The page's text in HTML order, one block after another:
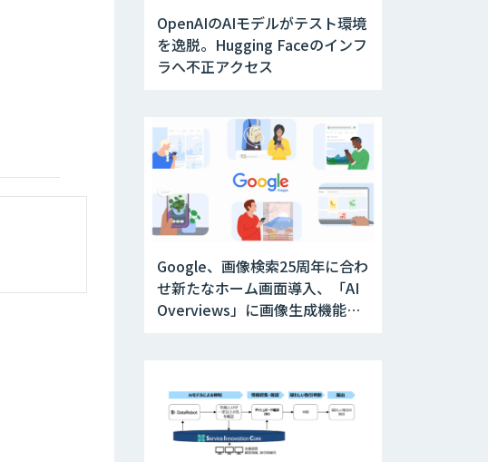
OpenAIのAIモデルがテスト環境
を逸脱。Hugging Faceのインフ
ラへ不正アクセス
Google、画像検索25周年に合わ
せ新たなホーム画面導入、「AI
Overviews」に画像生成機能を